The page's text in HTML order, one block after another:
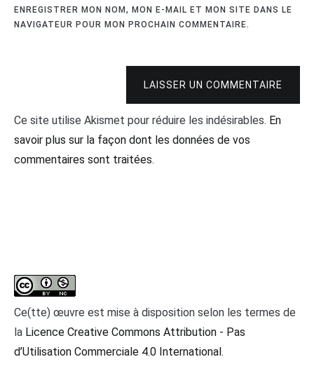
ENREGISTRER MON NOM, MON E-MAIL ET MON SITE DANS LE
NAVIGATEUR POUR MON PROCHAIN COMMENTAIRE.
LAISSER UN COMMENTAIRE
Ce site utilise Akismet pour réduire les indésirables. En
savoir plus sur la façon dont les données de vos
commentaires sont traitées.
Ce(tte) œuvre est mise à disposition selon les termes de
la Licence Creative Commons Attribution - Pas
d’Utilisation Commerciale 4.0 International .